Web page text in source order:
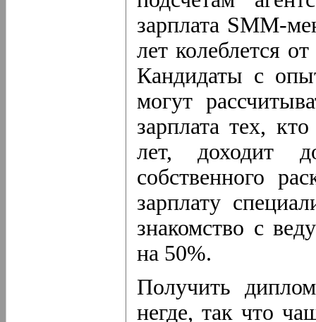
зарплата SMM-
лет колеблется
Кандидаты с
могут
зарплата тех,
лет, доходит
собственного
зарплату
знакомство с
на 50%.
Получить
негде, так что